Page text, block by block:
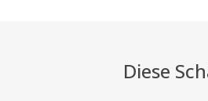
Diese